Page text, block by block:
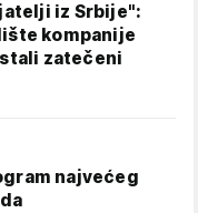
iz Srbije":
kompanije
zatečeni
najvećeg